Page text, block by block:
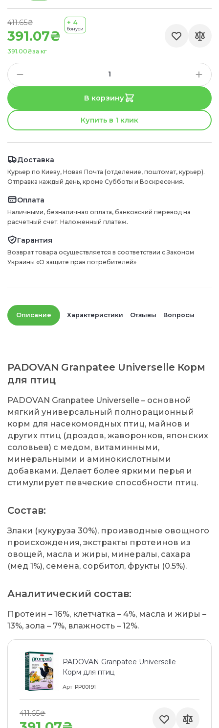
391.07₴
411.65₴
за кг
391.00₴
+ 4
бонуси
В корзину
Купить в 1 клик
Доставка
Курьер по Киеву, Новая Почта (отделение, поштомат, курьер).
Отправка каждый день, кроме Субботы и Воскресения.
Оплата
Наличными, безналичная оплата, банковский перевод на
расчетный счет. Наложенный платеж.
Гарантия
Возврат товара осуществляется в соответствии с Законом
Украины «О защите прав потребителей»
Описание Характеристики Отзывы Вопросы
PADOVAN Granpatee Universelle Корм
для птиц
PADOVAN Granpatee Universelle – основной
мягкий универсальный полнорационный
корм для насекомоядных птиц, майнов и
других птиц (дроздов, жаворонков, японских
соловьев) с медом, витаминными,
минеральными и аминокислотными
добавками. Делает более яркими перья и
стимулирует певческие способности птиц.
Состав:
Злаки (кукуруза 30%), производные овощного
происхождения, экстракты протеинов из
овощей, масла и жиры, минералы, сахара
(мед 1%), семена, сорбитол, фрукты (0.5%).
Аналитический состав:
Протеин – 16%, клетчатка – 4%, масла и жиры –
13%, зола – 7%, влажность – 12%.
PADOVAN Granpatee Universelle
Корм для птиц
Арт PP00191
411.65₴